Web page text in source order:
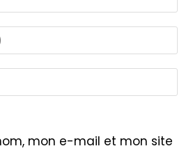
mon e-mail et mon site